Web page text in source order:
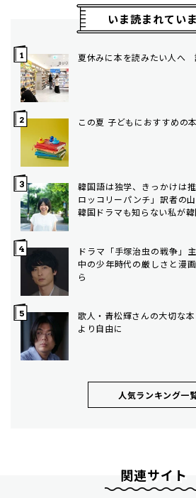
いま読まれてい
夏休みに本を読みたい人へ
この夏 子どもにおすすめの本
韓国語は独学、きっかけは
ロッコリーパンチ」訳者の
韓国ドラマも知らない私が
ドラマ「手塚治虫の戦争」
中の少年時代の厳しさと漫
ら
歌人・青松輝さんの大切な
より自由に
人気ランキング⼀
関連サイト